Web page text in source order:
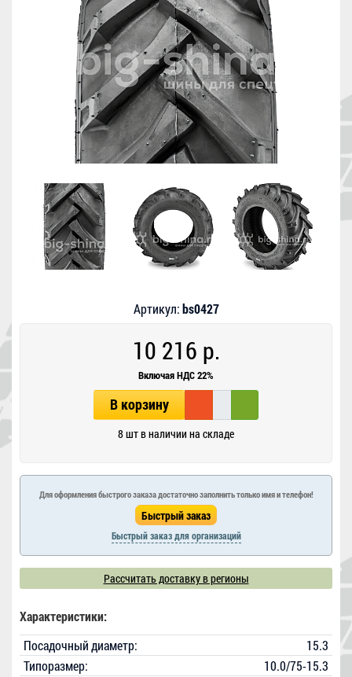
Артикул:bs0427
10 216 р.
Включая НДС 22%
В корзину
8 шт в наличии на складе
Для оформления быстрого заказа достаточно заполнить только имя и телефон!
Быстрый заказ для организаций
Рассчитать доставку в регионы
Характеристики:
Посадочный диаметр:
15.3
Типоразмер:
10.0/75-15.3